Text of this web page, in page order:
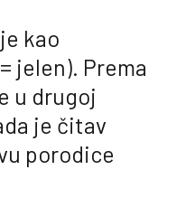
kao
jelen). Prema
u drugoj
je čitav
porodice